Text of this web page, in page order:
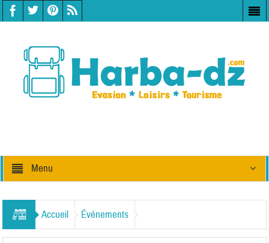
Menu
Accueil Événements